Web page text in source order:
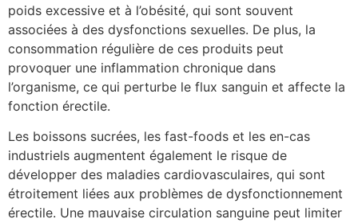
poids excessive et à l’obésité, qui sont souvent
associées à des dysfonctions sexuelles. De plus, la
consommation régulière de ces produits peut
provoquer une inflammation chronique dans
l’organisme, ce qui perturbe le flux sanguin et affecte la
fonction érectile.
Les boissons sucrées, les fast-foods et les en-cas
industriels augmentent également le risque de
développer des maladies cardiovasculaires, qui sont
étroitement liées aux problèmes de dysfonctionnement
érectile. Une mauvaise circulation sanguine peut limiter